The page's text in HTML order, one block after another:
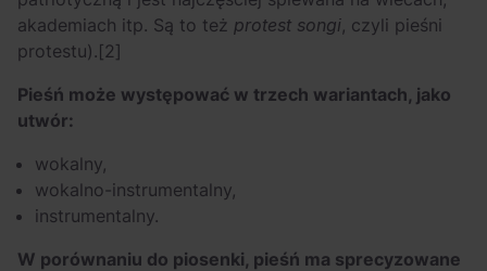
akademiach itp. Są to też protest songi, czyli pieśni
protestu).[2]
Pieśń może występować w trzech wariantach, jako
utwór:
wokalny,
wokalno-instrumentalny,
instrumentalny.
W porównaniu do piosenki, pieśń ma sprecyzowane